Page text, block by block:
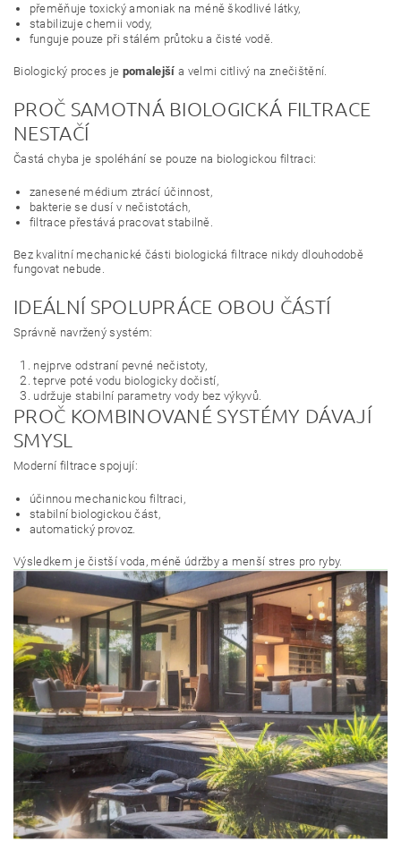
přeměňuje toxický amoniak na méně škodlivé látky,
stabilizuje chemii vody,
funguje pouze při stálém průtoku a čisté vodě.
Biologický proces je pomalejší a velmi citlivý na znečištění.
PROČ SAMOTNÁ BIOLOGICKÁ FILTRACE
NESTAČÍ
Častá chyba je spoléhání se pouze na biologickou filtraci:
zanesené médium ztrácí účinnost,
bakterie se dusí v nečistotách,
filtrace přestává pracovat stabilně.
Bez kvalitní mechanické části biologická filtrace nikdy dlouhodobě
fungovat nebude.
IDEÁLNÍ SPOLUPRÁCE OBOU ČÁSTÍ
Správně navržený systém:
nejprve odstraní pevné nečistoty,
teprve poté vodu biologicky dočistí,
udržuje stabilní parametry vody bez výkyvů.
PROČ KOMBINOVANÉ SYSTÉMY DÁVAJÍ
SMYSL
Moderní filtrace spojují:
účinnou mechanickou filtraci,
stabilní biologickou část,
automatický provoz.
Výsledkem je čistší voda, méně údržby a menší stres pro ryby.